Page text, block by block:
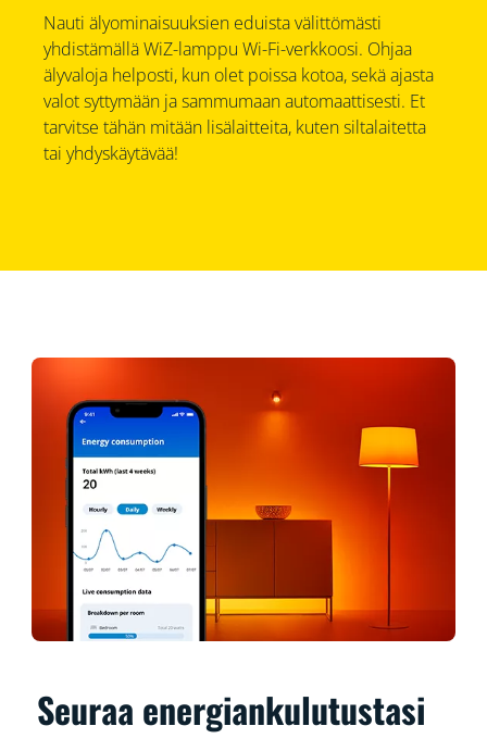
Nauti älyominaisuuksien eduista välittömästi
yhdistämällä WiZ-lamppu Wi-Fi-verkkoosi. Ohjaa
älyvaloja helposti, kun olet poissa kotoa, sekä ajasta
valot syttymään ja sammumaan automaattisesti. Et
tarvitse tähän mitään lisälaitteita, kuten siltalaitetta
tai yhdyskäytävää!
Seuraa energiankulutustasi